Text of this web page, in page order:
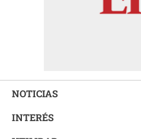
NOTICIAS
INTERÉS